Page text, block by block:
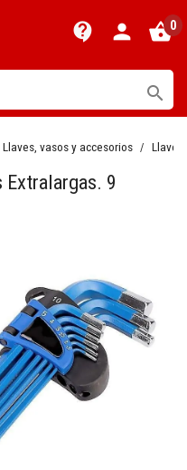
contact_support person shopping_basket0

Llaves, vasos y accesorios Llaves
9